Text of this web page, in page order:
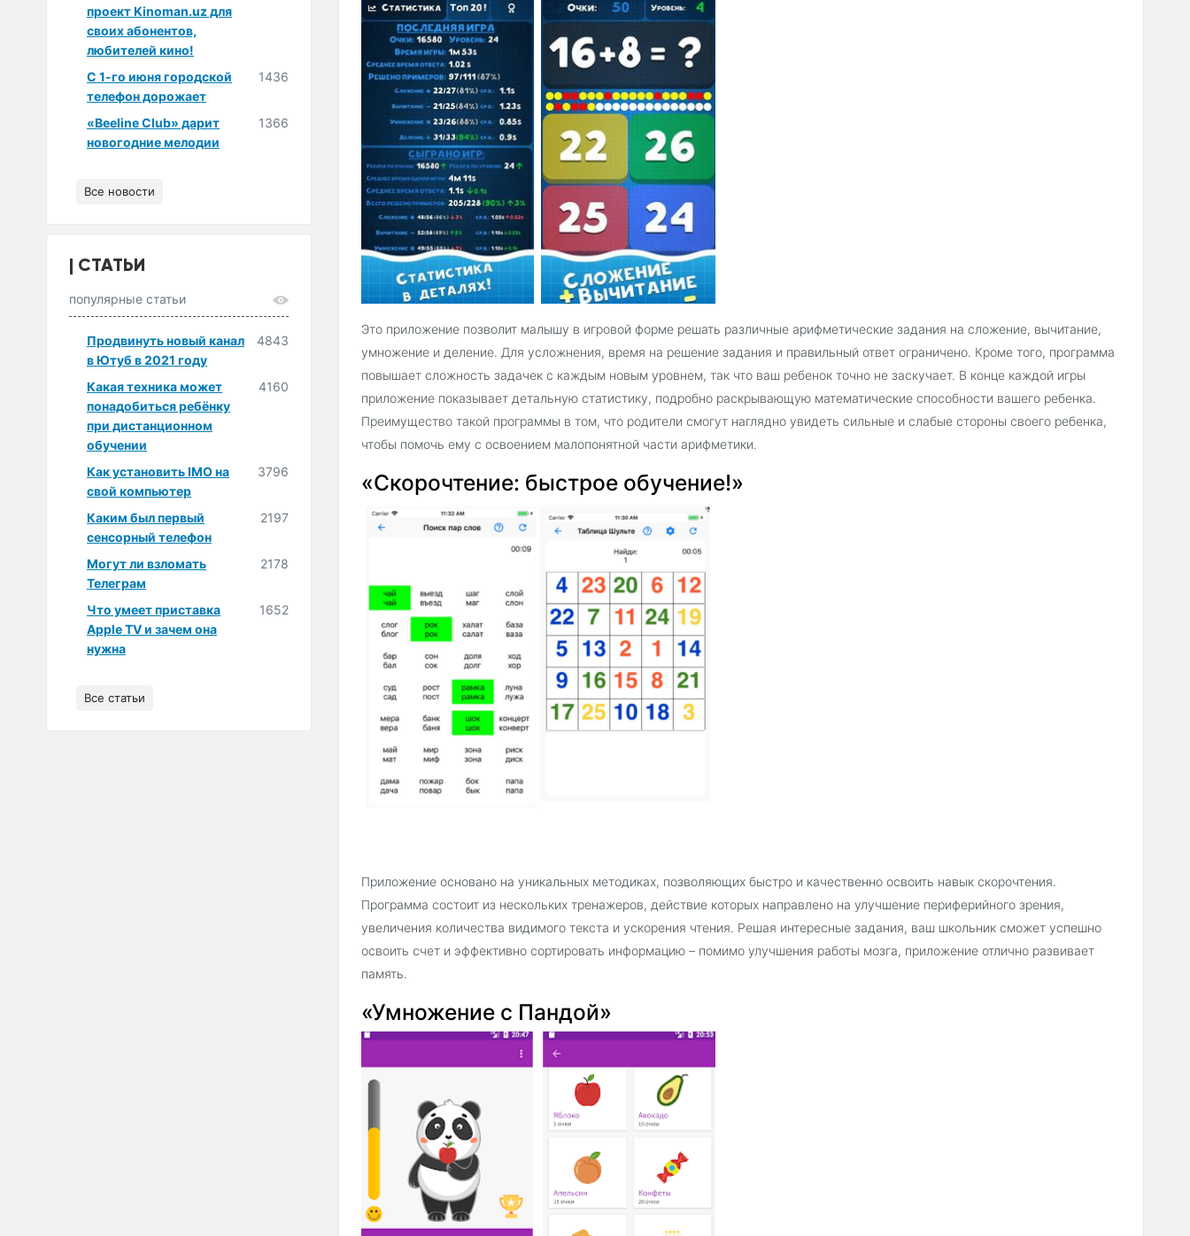
Это приложение позволит малышу в игровой форме решать различные арифметические задания на сложение, вычитание,
умножение и деление. Для усложнения, время на решение задания и правильный ответ ограничено. Кроме того, программа
повышает сложность задачек с каждым новым уровнем, так что ваш ребенок точно не заскучает. В конце каждой игры
приложение показывает детальную статистику, подробно раскрывающую математические способности вашего ребенка.
Преимущество такой программы в том, что родители смогут наглядно увидеть сильные и слабые стороны своего ребенка,
чтобы помочь ему с освоением малопонятной части арифметики.
«Скорочтение: быстрое обучение!»
Приложение основано на уникальных методиках, позволяющих быстро и качественно освоить навык скорочтения.
Программа состоит из нескольких тренажеров, действие которых направлено на улучшение периферийного зрения,
увеличения количества видимого текста и ускорения чтения. Решая интересные задания, ваш школьник сможет успешно
освоить счет и эффективно сортировать информацию – помимо улучшения работы мозга, приложение отлично развивает
память.
«Умножение с Пандой»
проект Kinoman.uz для
своих абонентов,
любителей кино!
С 1-го июня городской
телефон дорожает
1436
«Beeline Club» дарит
новогодние мелодии
1366
Все новости
СТАТЬИ
популярные статьи
Продвинуть новый канал
в Ютуб в 2021 году
4843
Какая техника может
понадобиться ребёнку
при дистанционном
обучении
4160
Как установить IMO на
свой компьютер
3796
Каким был первый
сенсорный телефон
2197
Могут ли взломать
Телеграм
2178
Что умеет приставка
Apple TV и зачем она
нужна
1652
Все статьи